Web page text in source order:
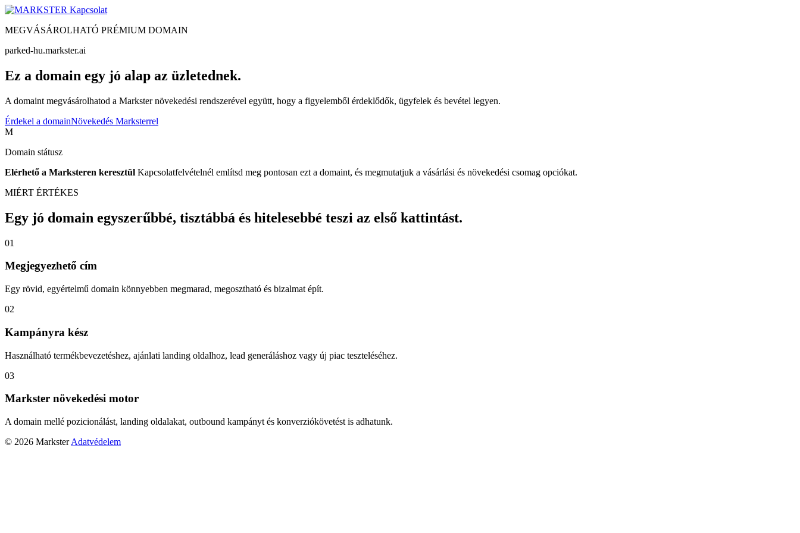
Kapcsolat
MEGVÁSÁROLHATÓ PRÉMIUM DOMAIN
parked-hu.markster.ai
Ez a domain egy jó alap az üzletednek.
A domaint megvásárolhatod a Markster növekedési rendszerével együtt, hogy a figyelemből érdeklődők, ügyfelek és bevétel legyen.
Érdekel a domainNövekedés Marksterrel
M
Domain státusz
Elérhető a Marksteren keresztül Kapcsolatfelvételnél említsd meg pontosan ezt a domaint, és megmutatjuk a vásárlási és növekedési csomag opciókat.
MIÉRT ÉRTÉKES
Egy jó domain egyszerűbbé, tisztábbá és hitelesebbé teszi az első kattintást.
01
Megjegyezhető cím
Egy rövid, egyértelmű domain könnyebben megmarad, megosztható és bizalmat épít.
02
Kampányra kész
Használható termékbevezetéshez, ajánlati landing oldalhoz, lead generáláshoz vagy új piac teszteléséhez.
03
Markster növekedési motor
A domain mellé pozicionálást, landing oldalakat, outbound kampányt és konverziókövetést is adhatunk.
© 2026 Markster Adatvédelem